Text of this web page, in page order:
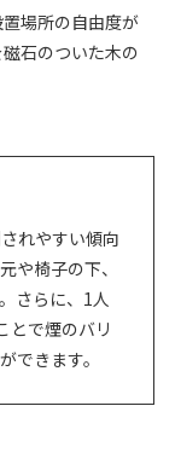
場所の自由度が
石のついた木の
れやすい傾向
や椅子の下、
さらに、1人
とで煙のバリ
できます。